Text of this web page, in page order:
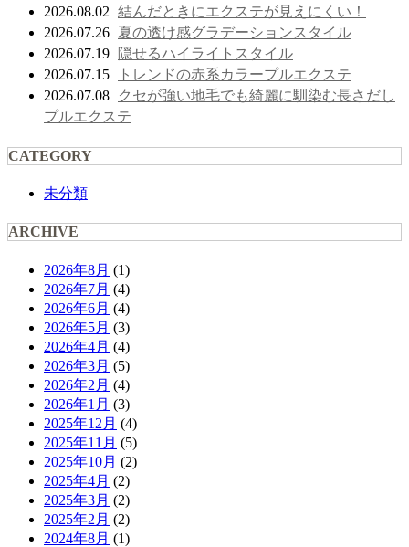
2026.08.02 結んだときにエクステが見えにくい！
2026.07.26 夏の透け感グラデーションスタイル
2026.07.19 隠せるハイライトスタイル
2026.07.15 トレンドの赤系カラープルエクステ
2026.07.08
クセが強い地毛でも綺麗に馴染む長さだし
プルエクステ
CATEGORY
未分類
ARCHIVE
2026年8月 (1)
2026年7月 (4)
2026年6月 (4)
2026年5月 (3)
2026年4月 (4)
2026年3月 (5)
2026年2月 (4)
2026年1月 (3)
2025年12月 (4)
2025年11月 (5)
2025年10月 (2)
2025年4月 (2)
2025年3月 (2)
2025年2月 (2)
2024年8月 (1)